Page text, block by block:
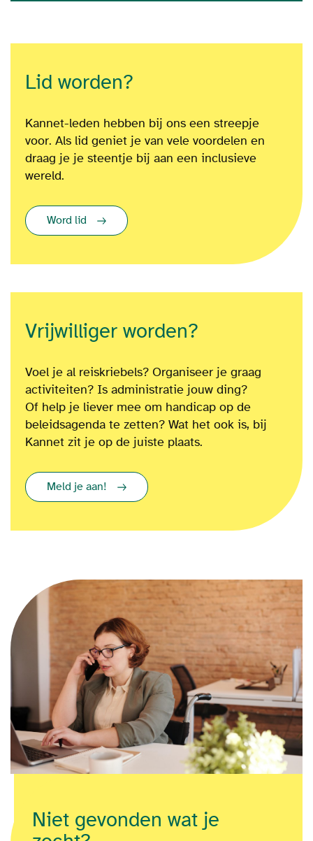
Lid worden?
Kannet-leden hebben bij ons een streepje
voor. Als lid geniet je van vele voordelen en
draag je je steentje bij aan een inclusieve
wereld.
Word lid
Vrijwilliger worden?
Voel je al reiskriebels? Organiseer je graag
activiteiten? Is administratie jouw ding?
Of help je liever mee om handicap op de
beleidsagenda te zetten? Wat het ook is, bij
Kannet zit je op de juiste plaats.
Meld je aan!
Niet gevonden wat je